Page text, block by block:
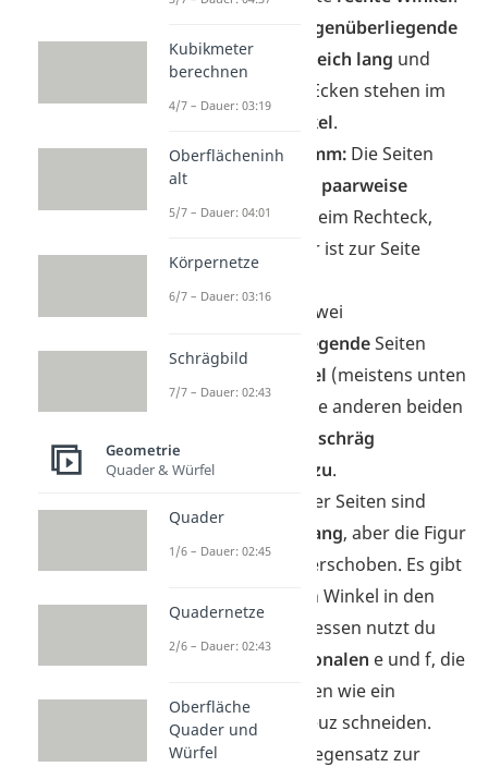
Gegenüberliegende
Seiten sind
gleich lang und
. Die Ecken stehen im
rechten Winkel.
Parallelogramm:Die Seiten
paarweise
parallel wie beim Rechteck,
aber die Figur ist zur Seite
Nur zwei
gegenüberliegendeSeiten
laufen
parallel (meistens unten
und oben). Die anderen beiden
schräg
aufeinander zu.
vier Seiten sind
gleich lang, aber die Figur
verschoben. Es gibt
keine rechten Winkel in den
Ecken. Stattdessen nutzt du
Diagonalen e und f, die
sich im Inneren wie ein
perfektes Kreuz schneiden.
Drache:
Im Gegensatz zur
Kubikmeter
berechnen
4/7 – Dauer: 03:19
Oberflächeninh
alt
5/7 – Dauer: 04:01
Körpernetze
6/7 – Dauer: 03:16
Schrägbild
7/7 – Dauer: 02:43
Geometrie
Quader & Würfel
Quader
1/6 – Dauer: 02:45
Quadernetze
2/6 – Dauer: 02:43
Oberfläche
Quader und
Würfel